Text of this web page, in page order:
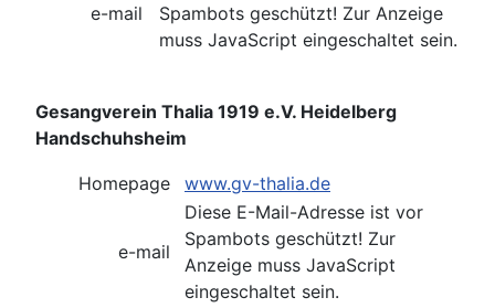
e-mail
Spambots geschützt! Zur Anzeige
muss JavaScript eingeschaltet sein.
Gesangverein Thalia 1919 e.V. Heidelberg
Handschuhsheim
Homepage www.gv-thalia.de
e-mail
Diese E-Mail-Adresse ist vor
Spambots geschützt! Zur
Anzeige muss JavaScript
eingeschaltet sein.